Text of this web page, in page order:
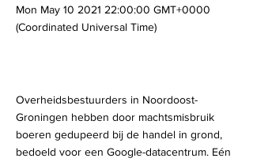
Mon May 10 2021 22:00:00 GMT+0000
(Coordinated Universal Time)
Overheidsbestuurders in Noordoost-
Groningen hebben door machtsmisbruik
boeren gedupeerd bij de handel in grond,
bedoeld voor een Google-datacentrum. Eén